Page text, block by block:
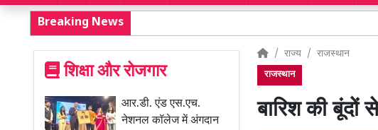
Breaking News
शिक्षा और रोजगार
आर.डी. एंड एस.एच.
नेशनल कॉलेज में अंगदान
राज्य राजस्थान
राजस्थान
बारिश की